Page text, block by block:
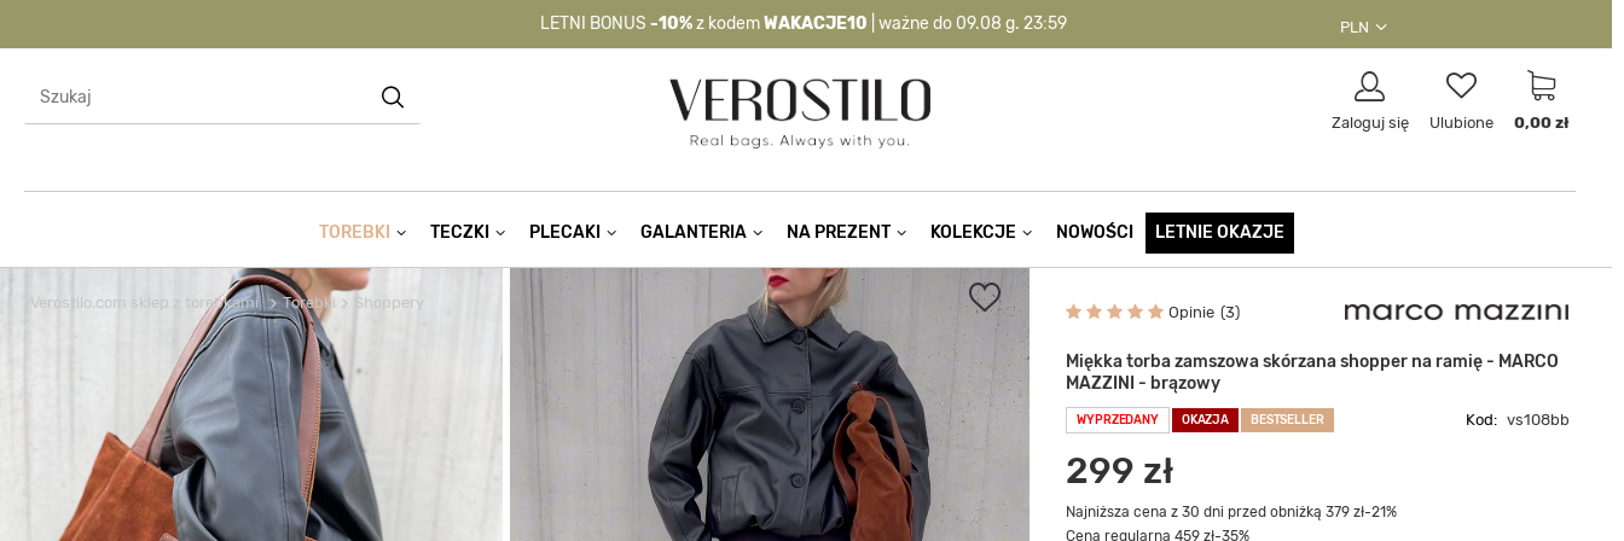
LETNI BONUS -10%z kodemWAKACJE10 | ważne do 09.08 g. 23:59
WAKACJE10 | nie dotyczy produktów z flagą OKAZJA >
PLN
Zaloguj się Ulubione 0,00 zł
TOREBKI TECZKI PLECAKI GALANTERIA NA PREZENT KOLEKCJE NOWOŚCI LETNIE OKAZJE
Verostilo.com sklep z torebkami Torebki Shoppery Opinie 3
Miękka torba zamszowa skórzana shopper na ramię - MARCO
MAZZINI - brązowy
WYPRZEDANY OKAZJA BESTSELLER Kod: vs108bb
299 zł
Najniższa cena z 30 dni przed obniżką 379 zł-21%
Cena regularna 459 zł-35%